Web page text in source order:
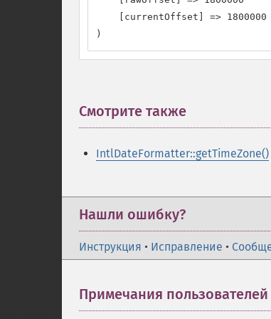
    [currentOffset] => 1800000
)
Смотрите также
IntlDateFormatter::getTimeZone()
Нашли ошибку?
Инструкция • Исправление •
Примечания пользователей